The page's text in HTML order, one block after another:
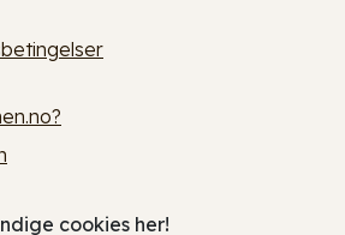
cookies her!